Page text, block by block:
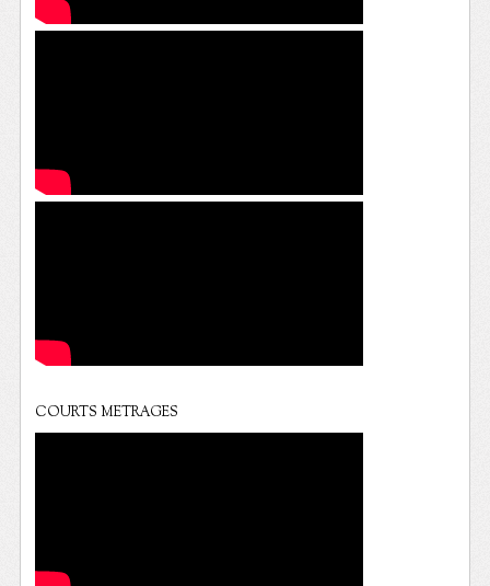
COURTS METRAGES